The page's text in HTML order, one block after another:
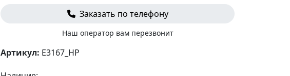
Заказать по телефону
Наш оператор вам перезвонит
Артикул: E3167_HP